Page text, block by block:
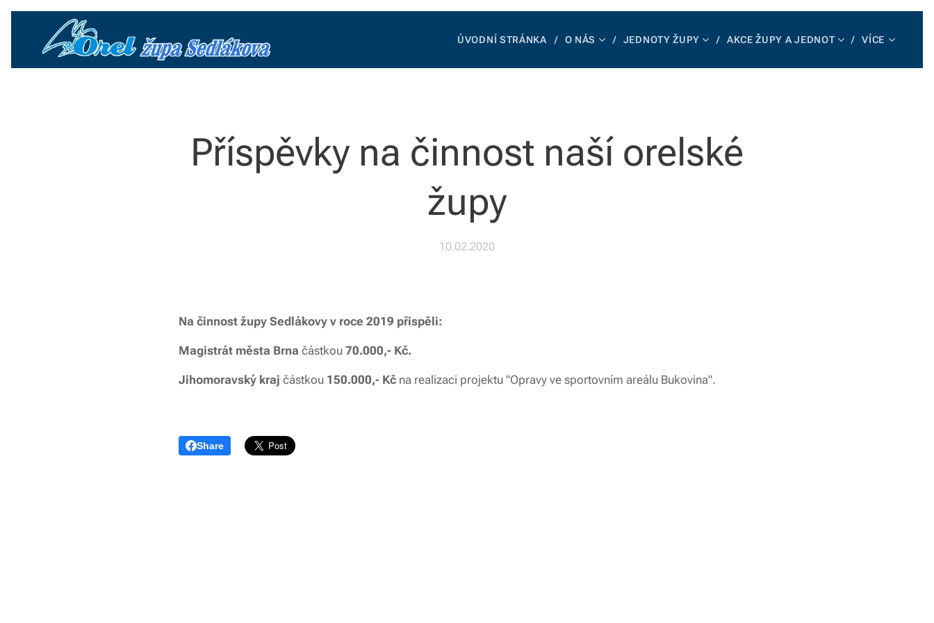
ÚVODNÍ STRÁNKA O NÁS JEDNOTY ŽUPY AKCE ŽUPY A JEDNOT VÍCE
Příspěvky na činnost naší orelské
župy
10.02.2020
Na činnost župy Sedlákovy v roce 2019 přispěli:
Magistrát města Brna částkou 70.000,- Kč.
Jihomoravský kraj částkou 150.000,- Kč na realizaci projektu "Opravy ve sportovním areálu Bukovina".
Share